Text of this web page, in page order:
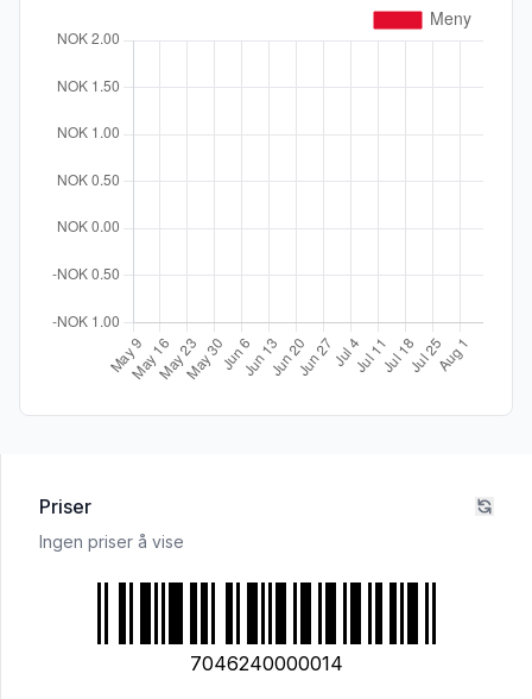
Priser
Ingen priser å vise
7046240000014